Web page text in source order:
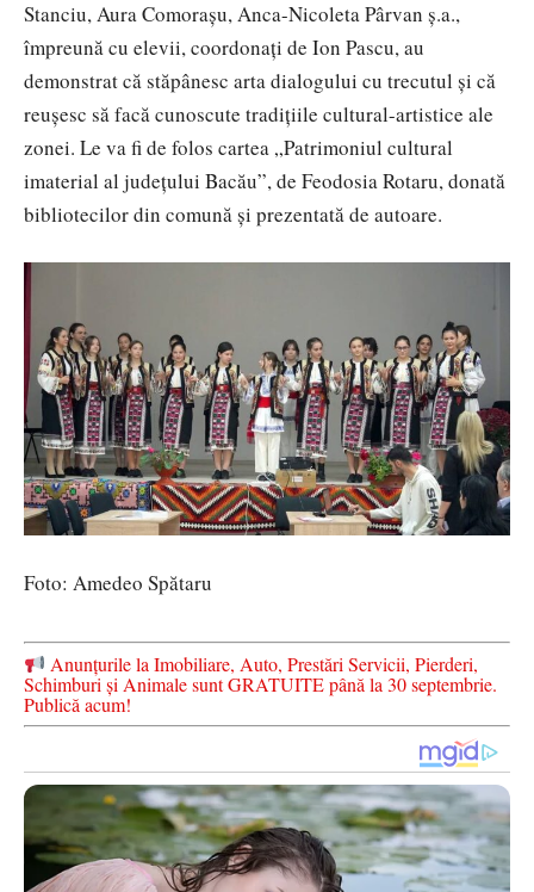
Stanciu, Aura Comoraşu, Anca-Nicoleta Pârvan ş.a.,
împreună cu elevii, coordonaţi de Ion Pascu, au
demonstrat că stăpânesc arta dialogului cu trecutul şi că
reuşesc să facă cunoscute tradiţiile cultural-artistice ale
zonei. Le va fi de folos cartea „Patrimoniul cultural
imaterial al judeţului Bacău”, de Feodosia Rotaru, donată
bibliotecilor din comună şi prezentată de autoare.
Foto: Amedeo Spătaru
Anunțurile la Imobiliare, Auto, Prestări Servicii, Pierderi,
Schimburi și Animale sunt GRATUITE până la 30 septembrie.
Publică acum!